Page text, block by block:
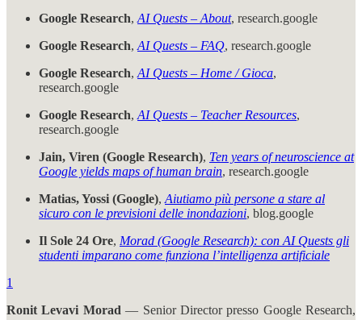
Google Research, AI Quests – About, research.google
Google Research, AI Quests – FAQ, research.google
Google Research, AI Quests – Home / Gioca,
research.google
Google Research, AI Quests – Teacher Resources,
research.google
Jain, Viren (Google Research), Ten years of neuroscience at
Google yields maps of human brain, research.google
Matias, Yossi (Google), Aiutiamo più persone a stare al
sicuro con le previsioni delle inondazioni, blog.google
Il Sole 24 Ore, Morad (Google Research): con AI Quests gli
studenti imparano come funziona l’intelligenza artificiale
1
Ronit Levavi Morad — Senior Director presso Google Research,